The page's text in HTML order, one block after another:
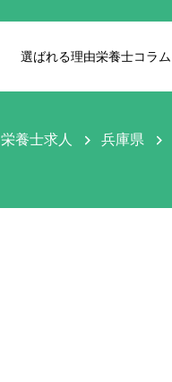
選ばれる理由栄養士コラム
栄養士求人 兵庫県